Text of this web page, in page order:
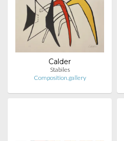
Calder
Stabiles
Composition.gallery